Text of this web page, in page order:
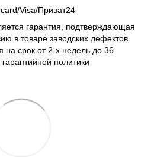
Visa/Приват24
гарантия, подтверждающая
в товаре заводских дефектов.
на срок от 2-х недель до 36
политики